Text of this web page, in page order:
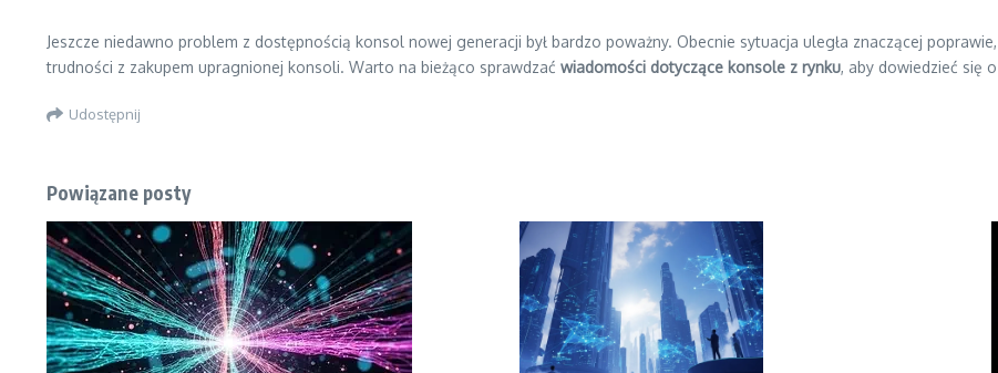
Jeszcze niedawno problem z dostępnością konsol nowej generacji był bardzo poważny. Obecnie sytuacja uległa znaczącej
trudności z zakupem upragnionej konsoli. Warto na bieżąco sprawdzać wiadomości dotyczące konsole z rynku, aby dowiedzieć się
Udostępnij
Powiązane posty